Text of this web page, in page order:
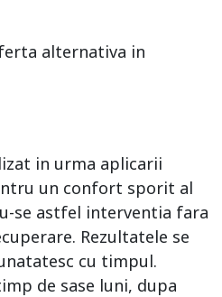
alternativa in
in urma aplicarii
un confort sporit al
se astfel interventia fara
Rezultatele se
cu timpul.
de sase luni, dupa